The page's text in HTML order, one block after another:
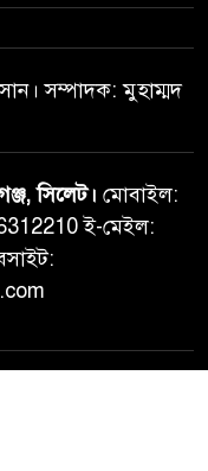
সম্পাদক: মুহাম্মদ
সিলেট। মোবাইল:
ই-মেইল: